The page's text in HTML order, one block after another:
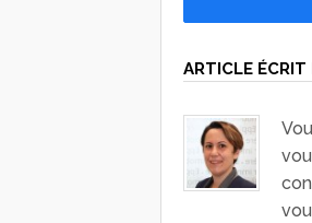
ARTICLE ÉCRIT